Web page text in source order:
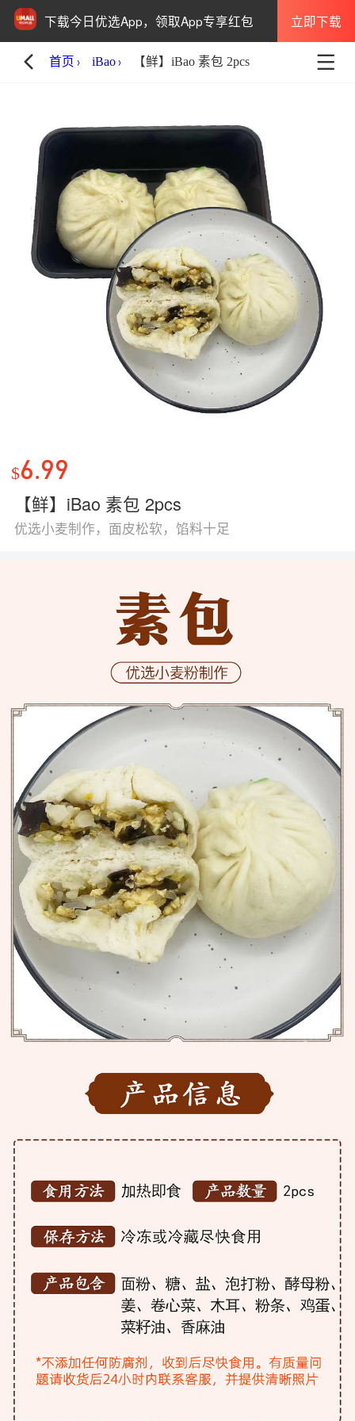
下载今日优选App，领取App专享红包 立即下载
首页 iBao 【鲜】iBao 素包 2pcs
$6.99
【鲜】iBao 素包 2pcs
优选小麦制作，面皮松软，馅料十足